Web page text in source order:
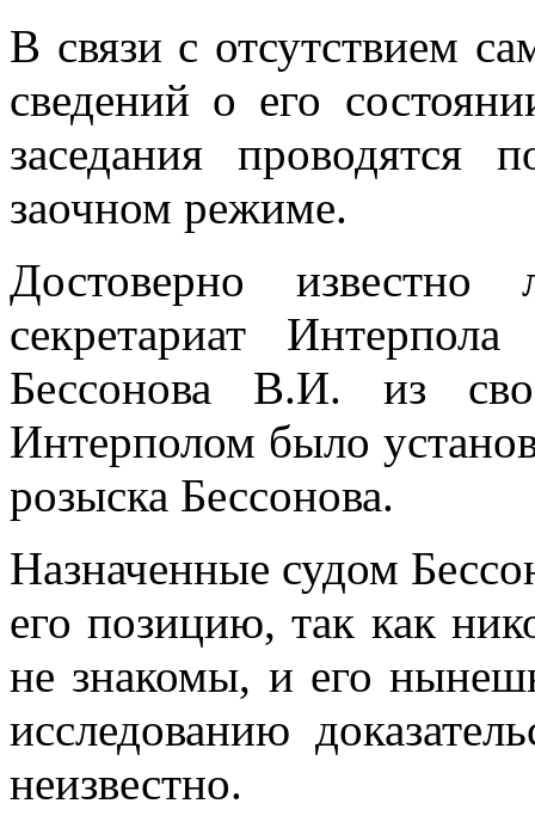
В связи с отсутствием
сведений о его
заседания проводятся
заочном режиме.
Достоверно
секретариат
Бессонова В.И. из
Интерполом было
розыска Бессонова.
Назначенные судом
его позицию, так как
не знакомы, и его
исследованию
неизвестно.